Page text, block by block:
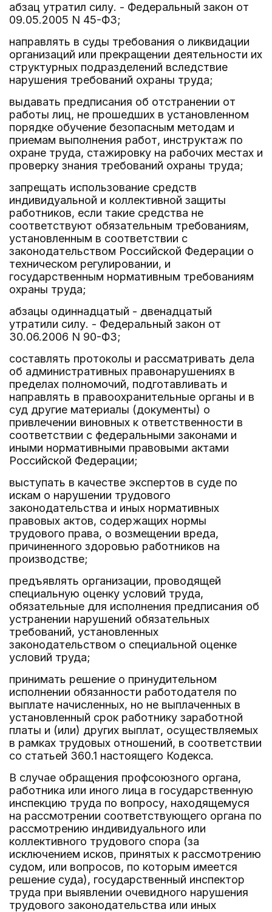
абзац утратил силу. - Федеральный закон от
09.05.2005 N 45-ФЗ;
направлять в суды требования о ликвидации
организаций или прекращении деятельности их
структурных подразделений вследствие
нарушения требований охраны труда;
выдавать предписания об отстранении от
работы лиц, не прошедших в установленном
порядке обучение безопасным методам и
приемам выполнения работ, инструктаж по
охране труда, стажировку на рабочих местах и
проверку знания требований охраны труда;
запрещать использование средств
индивидуальной и коллективной защиты
работников, если такие средства не
соответствуют обязательным требованиям,
установленным в соответствии с
законодательством Российской Федерации о
техническом регулировании, и
государственным нормативным требованиям
охраны труда;
абзацы одиннадцатый - двенадцатый
утратили силу. - Федеральный закон от
30.06.2006 N 90-ФЗ;
составлять протоколы и рассматривать дела
об административных правонарушениях в
пределах полномочий, подготавливать и
направлять в правоохранительные органы и в
суд другие материалы (документы) о
привлечении виновных к ответственности в
соответствии с федеральными законами и
иными нормативными правовыми актами
Российской Федерации;
выступать в качестве экспертов в суде по
искам о нарушении трудового
законодательства и иных нормативных
правовых актов, содержащих нормы
трудового права, о возмещении вреда,
причиненного здоровью работников на
производстве;
предъявлять организации, проводящей
специальную оценку условий труда,
обязательные для исполнения предписания об
устранении нарушений обязательных
требований, установленных
законодательством о специальной оценке
условий труда;
принимать решение о принудительном
исполнении обязанности работодателя по
выплате начисленных, но не выплаченных в
установленный срок работнику заработной
платы и (или) других выплат, осуществляемых
в рамках трудовых отношений, в соответствии
со статьей 360.1 настоящего Кодекса.
В случае обращения профсоюзного органа,
работника или иного лица в государственную
инспекцию труда по вопросу, находящемуся
на рассмотрении соответствующего органа по
рассмотрению индивидуального или
коллективного трудового спора (за
исключением исков, принятых к рассмотрению
судом, или вопросов, по которым имеется
решение суда), государственный инспектор
труда при выявлении очевидного нарушения
трудового законодательства или иных